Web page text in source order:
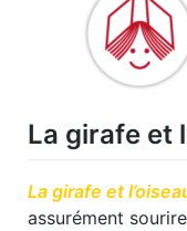
La girafe et
La girafe et
assurément